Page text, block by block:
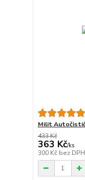
Milit
433 Kč
363 Kč/ks
300 Kč bez DPH